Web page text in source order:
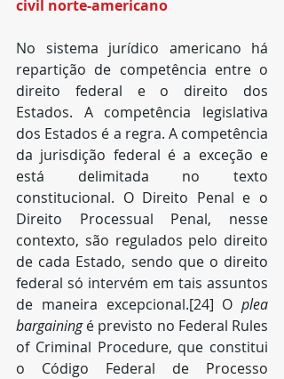
civil norte-americano
No sistema jurídico americano há
repartição de competência entre o
direito federal e o direito dos
Estados. A competência legislativa
dos Estados é a regra. A competência
da jurisdição federal é a exceção e
está delimitada no texto
constitucional. O Direito Penal e o
Direito Processual Penal, nesse
contexto, são regulados pelo direito
de cada Estado, sendo que o direito
federal só intervém em tais assuntos
de maneira excepcional.[24] O plea
bargaining é previsto no Federal Rules
of Criminal Procedure, que constitui
o Código Federal de Processo